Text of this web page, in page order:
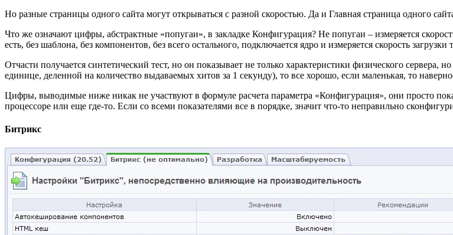
Но разные страницы одного сайта могут открываться с разной скоростью. Да и Главная страница одного
Что же означают цифры, абстрактные «попугаи», в закладке Конфигурация? Не попугаи – измеряется
есть, без шаблона, без компонентов, без всего остального, подключается ядро и измеряется скорость
Отчасти получается синтетический тест, но он показывает не только характеристики физического
единице, деленной на количество выдаваемых хитов за 1 секунду), то все хорошо, если маленькая, то
Цифры, выводимые ниже никак не участвуют в формуле расчета параметра «Конфигурация», они просто
процессоре или еще где-то. Если со всеми показателями все в порядке, значит что-то неправильно
Битрикс